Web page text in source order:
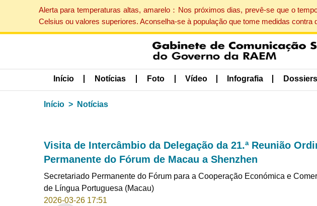
Alerta para temperaturas altas, amarelo：Nos próximos dias, prevê-se que o
Celsius ou valores superiores. Aconselha-se à população que tome medidas
Início Notícias Foto Vídeo Infografia Dossiers
Início Notícias
Visita de Intercâmbio da Delegação da 21.ª Reunião
Permanente do Fórum de Macau a Shenzhen
Secretariado Permanente do Fórum para a Cooperação Económica e
de Língua Portuguesa (Macau)
2026-03-26 17:51